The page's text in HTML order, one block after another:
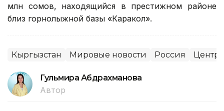
млн сомов, находящийся в престижном районе
близ горнолыжной базы «Каракол».
Кыргызстан Мировые новости Россия
Гульмира Абдрахманова
Автор